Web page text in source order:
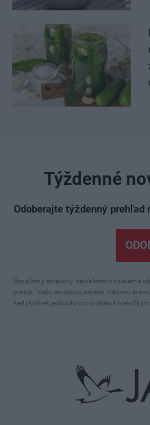
Týždenné
Odoberajte týždenný
Bezplatný emailový newsletter posielame
piatok. Vašu emailovú adresu nikomu
kedykoľvek jednoducho odhlásiť